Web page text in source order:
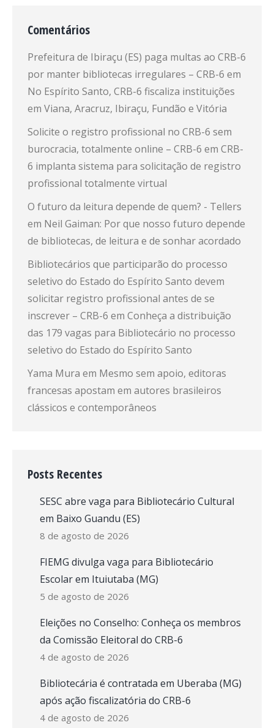
Comentários
Prefeitura de Ibiraçu (ES) paga multas ao CRB-6
por manter bibliotecas irregulares – CRB-6 em
No Espírito Santo, CRB-6 fiscaliza instituições
em Viana, Aracruz, Ibiraçu, Fundão e Vitória
Solicite o registro profissional no CRB-6 sem
burocracia, totalmente online – CRB-6 em CRB-
6 implanta sistema para solicitação de registro
profissional totalmente virtual
O futuro da leitura depende de quem? - Tellers
em Neil Gaiman: Por que nosso futuro depende
de bibliotecas, de leitura e de sonhar acordado
Bibliotecários que participarão do processo
seletivo do Estado do Espírito Santo devem
solicitar registro profissional antes de se
inscrever – CRB-6 em Conheça a distribuição
das 179 vagas para Bibliotecário no processo
seletivo do Estado do Espírito Santo
Yama Mura em Mesmo sem apoio, editoras
francesas apostam em autores brasileiros
clássicos e contemporâneos
Posts Recentes
SESC abre vaga para Bibliotecário Cultural
em Baixo Guandu (ES)
8 de agosto de 2026
FIEMG divulga vaga para Bibliotecário
Escolar em Ituiutaba (MG)
5 de agosto de 2026
Eleições no Conselho: Conheça os membros
da Comissão Eleitoral do CRB-6
4 de agosto de 2026
Bibliotecária é contratada em Uberaba (MG)
após ação fiscalizatória do CRB-6
4 de agosto de 2026